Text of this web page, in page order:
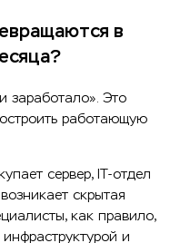
в
заработало». Это
работающую
сервер, IT-отдел
скрытая
как правило,
и